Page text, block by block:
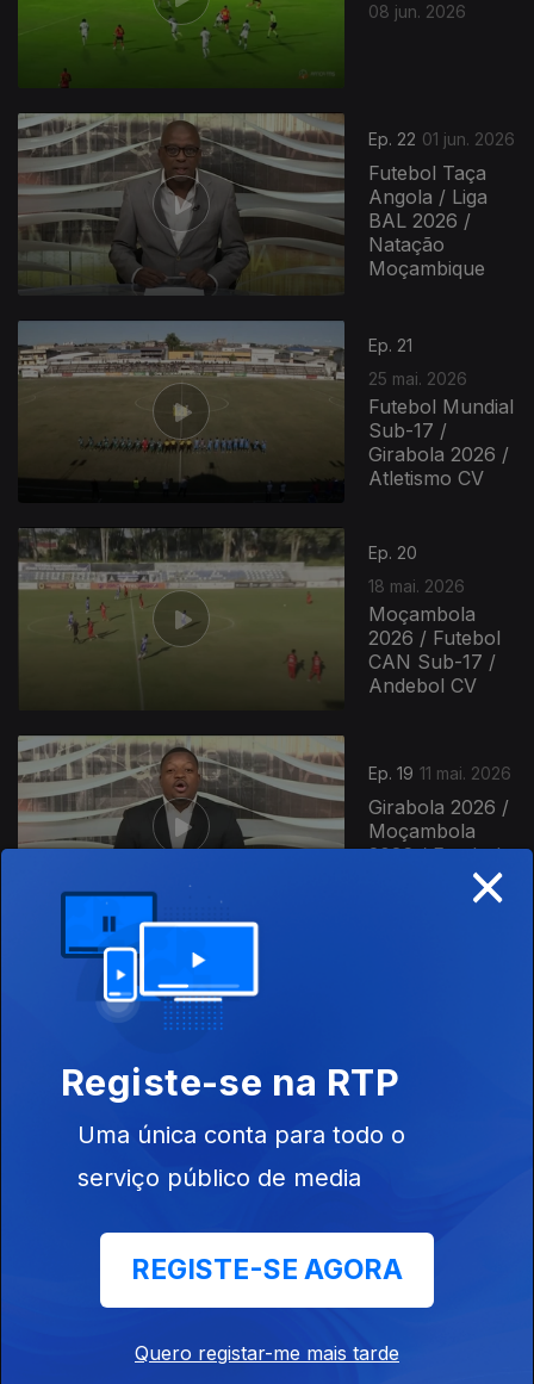
08 jun. 2026
Ep. 22 01 jun. 2026
Futebol Taça
Angola / Liga
BAL 2026 /
Natação
Moçambique
Ep. 21
25 mai. 2026
Futebol Mundial
Sub-17 /
Girabola 2026 /
Atletismo CV
Ep. 20
18 mai. 2026
Moçambola
2026 / Futebol
CAN Sub-17 /
Andebol CV
Ep. 19 11 mai. 2026
Girabola 2026 /
Moçambola
2026 / Futebol
Angola / Surf
STP
CAN Marrocos
Sub-17 /
Futebol Angola
/ Boxe CV
×
Registe-se na RTP
Uma única conta para todo o
serviço público de media
REGISTE-SE AGORA
Quero registar-me mais tarde